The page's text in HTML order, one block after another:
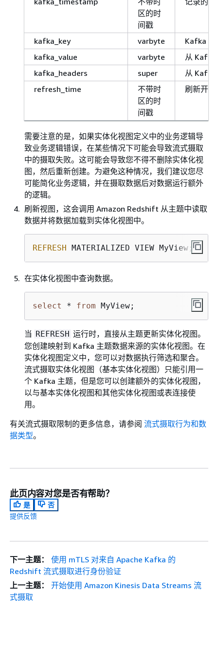
区的时
间戳
kafka_key varbyte
Kafka 记
kafka_value
varbyte
从 Kafka
kafka_headers
super
从 Kafka
refresh_time
不带时
区的时
间戳
刷新开
需要注意的是，如果实体化视图定义中的业务逻辑导
致业务逻辑错误，在某些情况下可能会导致流式摄取
中的摄取失败。这可能会导致您不得不删除实体化视
图，然后重新创建。为避免这种情况，我们建议您尽
可能简化业务逻辑，并在摄取数据后对数据运行额外
的逻辑。
刷新视图，这会调用 Amazon Redshift 从主题中读取
数据并将数据加载到实体化视图中。
REFRESH MATERIALIZED VIEW MyView;
在实体化视图中查询数据。
select * from MyView;
当 REFRESH 运行时，直接从主题更新实体化视图。
您创建映射到 Kafka 主题数据来源的实体化视图。在
实体化视图定义中，您可以对数据执行筛选和聚合。
流式摄取实体化视图（基本实体化视图）只能引用一
个 Kafka 主题，但是您可以创建额外的实体化视图，
以与基本实体化视图和其他实体化视图或表连接使
用。
有关流式摄取限制的更多信息，请参阅 流式摄取行为和数
据类型。
此页内容对您是否有帮助？
是
否
提供反馈
下一主题：
使用 mTLS 对来自 Apache Kafka 的
Redshift 流式摄取进行身份验证
上一主题：
开始使用 Amazon Kinesis Data Streams 流
式摄取